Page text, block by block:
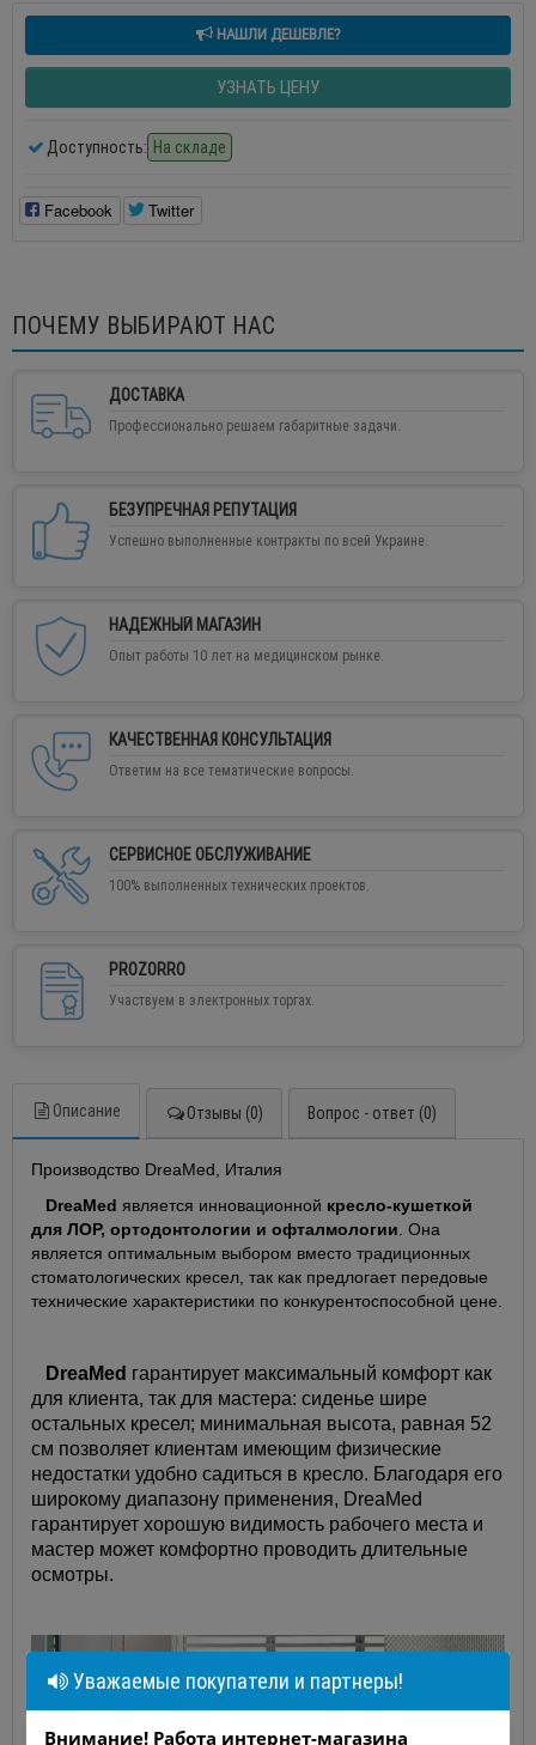
НАШЛИ ДЕШЕВЛЕ?
УЗНАТЬ ЦЕНУ
Доступность: На складе
Facebook Twitter
ПОЧЕМУ ВЫБИРАЮТ НАС
ДОСТАВКА
Профессионально решаем габаритные задачи.
БЕЗУПРЕЧНАЯ РЕПУТАЦИЯ
Успешно выполненные контракты по всей Украине.
НАДЕЖНЫЙ МАГАЗИН
Опыт работы 10 лет на медицинском рынке.
КАЧЕСТВЕННАЯ КОНСУЛЬТАЦИЯ
Ответим на все тематические вопросы.
СЕРВИСНОЕ ОБСЛУЖИВАНИЕ
100% выполненных технических проектов.
PROZORRO
Участвуем в электронных торгах.
Описание Отзывы (0) Вопрос - ответ (0)
Производство DreaMed, Италия
DreaMed является инновационной кресло-кушеткой
для ЛОР, ортодонтологии и офталмологии. Она
является оптимальным выбором вместо традиционных
стоматологических кресел, так как предлогает передовые
технические характеристики по конкурентоспособной цене.
DreaMed гарантирует максимальный комфорт как
для клиента, так для мастера: сиденье шире
остальных кресел; минимальная высота, равная 52
см позволяет клиентам имеющим физические
недостатки удобно садиться в кресло. Благодаря его
широкому диапазону применения, DreaMed
гарантирует хорошую видимость рабочего места и
мастер может комфортно проводить длительные
осмотры.
Уважаемые покупатели и партнеры!
Внимание! Работа интернет-магазина